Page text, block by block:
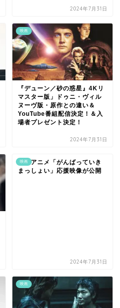
2024年7月31日
映画
『デューン／砂の惑星』4Kリ
マスター版」ドゥニ・ヴィル
ヌーヴ版・原作との違い＆
YouTube番組配信決定！＆入
場者プレゼント決定！
2024年7月31日
映画
劇場アニメ「がんばっていき
まっしょい」応援映像が公開
2024年7月31日
映画